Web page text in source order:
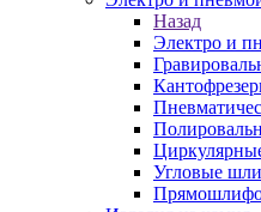
Назад
Электро и
Угловые